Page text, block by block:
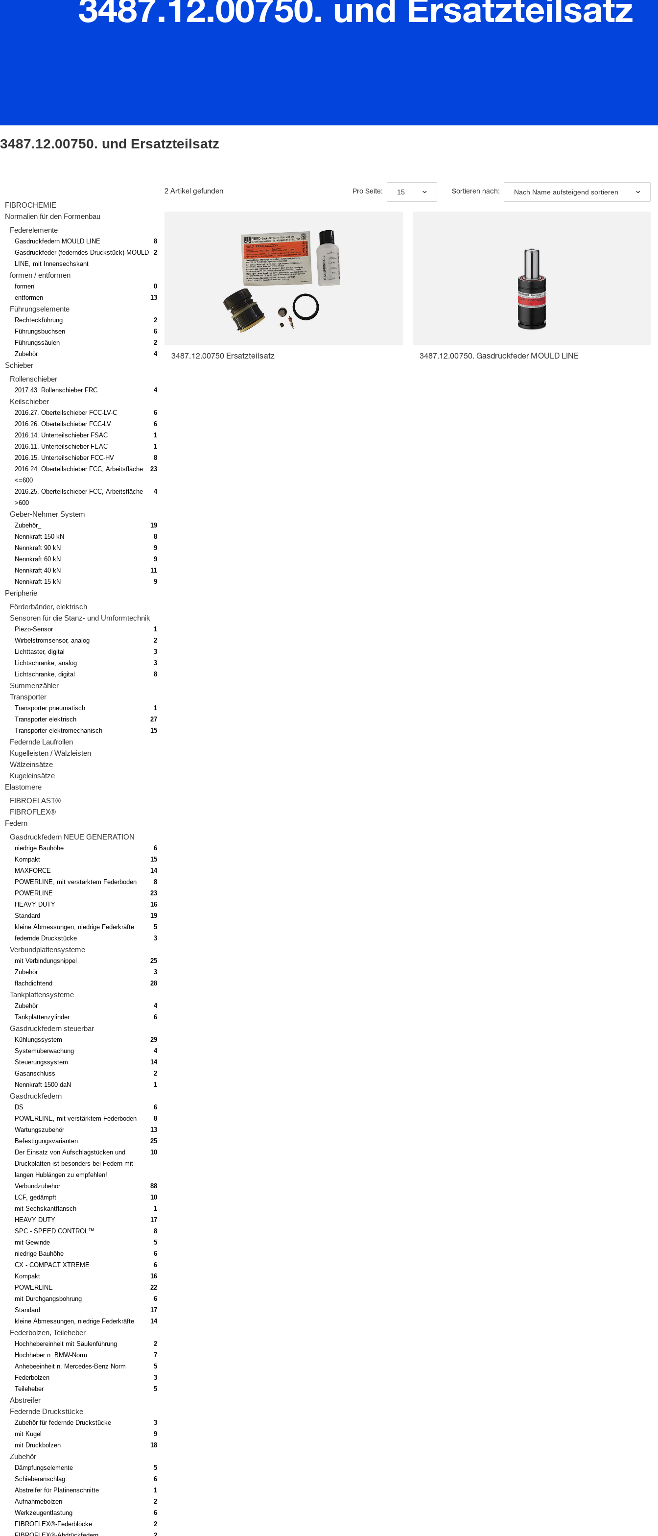
3487.12.00750. und Ersatzteilsatz
3487.12.00750. und Ersatzteilsatz
FIBROCHEMIE
Normalien für den Formenbau
Federelemente
Gasdruckfedern MOULD LINE
8
Gasdruckfeder (federndes Druckstück) MOULD
LINE, mit Innensechskant
2
formen / entformen
formen
0
entformen
13
Führungselemente
Rechteckführung
2
Führungsbuchsen
6
Führungssäulen
2
Zubehör
4
Schieber
Rollenschieber
2017.43. Rollenschieber FRC 4
Keilschieber
2016.27. Oberteilschieber FCC-LV-C
6
2016.26. Oberteilschieber FCC-LV
6
2016.14. Unterteilschieber FSAC
1
2016.11. Unterteilschieber FEAC
1
2016.15. Unterteilschieber FCC-HV
8
2016.24. Oberteilschieber FCC, Arbeitsfläche
<=600
23
2016.25. Oberteilschieber FCC, Arbeitsfläche
>600
4
Geber-Nehmer System
Zubehör_
19
Nennkraft 150 kN
8
Nennkraft 90 kN
9
Nennkraft 60 kN
9
Nennkraft 40 kN
11
Nennkraft 15 kN
9
Peripherie
Förderbänder, elektrisch
Sensoren für die Stanz- und Umformtechnik
Piezo-Sensor
1
Wirbelstromsensor, analog
2
Lichttaster, digital
3
Lichtschranke, analog
3
Lichtschranke, digital
8
Summenzähler
Transporter
Transporter pneumatisch
1
Transporter elektrisch
27
Transporter elektromechanisch
15
Federnde Laufrollen
Kugelleisten / Wälzleisten
Wälzeinsätze
Kugeleinsätze
Elastomere
FIBROELAST®
FIBROFLEX®
Federn
Gasdruckfedern NEUE GENERATION
niedrige Bauhöhe
6
Kompakt
15
MAXFORCE
14
POWERLINE, mit verstärktem Federboden
8
POWERLINE
23
HEAVY DUTY
16
Standard
19
kleine Abmessungen, niedrige Federkräfte
5
federnde Druckstücke
3
Verbundplattensysteme
mit Verbindungsnippel
25
Zubehör
3
flachdichtend
28
Tankplattensysteme
Zubehör
4
Tankplattenzylinder
6
Gasdruckfedern steuerbar
Kühlungssystem
29
Systemüberwachung
4
Steuerungssystem
14
Gasanschluss
2
Nennkraft 1500 daN
1
Gasdruckfedern
DS
6
POWERLINE, mit verstärktem Federboden
8
Wartungszubehör
13
Befestigungsvarianten
25
Der Einsatz von Aufschlagstücken und
Druckplatten ist besonders bei Federn mit
langen Hublängen zu empfehlen!
10
Verbundzubehör
88
LCF, gedämpft
10
mit Sechskantflansch
1
HEAVY DUTY
17
SPC - SPEED CONTROL™
8
mit Gewinde
5
niedrige Bauhöhe
6
CX - COMPACT XTREME
6
Kompakt
16
POWERLINE
22
mit Durchgangsbohrung
6
Standard
17
kleine Abmessungen, niedrige Federkräfte
14
Federbolzen, Teileheber
Hochhebereinheit mit Säulenführung
2
Hochheber n. BMW-Norm
7
Anhebeeinheit n. Mercedes-Benz Norm
5
Federbolzen
3
Teileheber
5
Abstreifer
Federnde Druckstücke
Zubehör für federnde Druckstücke
3
mit Kugel
9
mit Druckbolzen
18
Zubehör
Dämpfungselemente
5
Schieberanschlag
6
Abstreifer für Platinenschnitte
1
Aufnahmebolzen
2
Werkzeugentlastung
6
FIBROFLEX®-Federblöcke
2
2 Artikel gefunden Pro Seite: 15 Sortieren nach: Nach Name aufsteigend sortieren
3487.12.00750 Ersatzteilsatz 3487.12.00750. Gasdruckfeder MOULD LINE